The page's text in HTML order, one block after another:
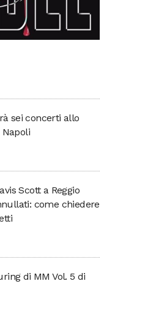
sei concerti allo
Scott a Reggio
come chiedere
di MM Vol. 5 di